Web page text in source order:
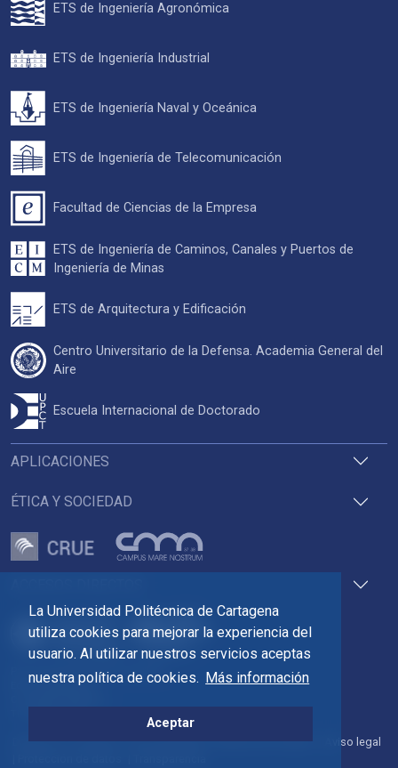
La Universidad Politécnica de Cartagena
utiliza cookies para mejorar la experiencia del
usuario. Al utilizar nuestros servicios aceptas
nuestra política de cookies. Más información
Aceptar
Pza. del Cronista Isidoro Valverde
Edif. La Milagrosa
Directorio Contacto Accesibilidad Política de Cookies
Aviso legal
APLICACIONES
ÉTICA Y SOCIEDAD
ETS de Ingeniería Agronómica
ETS de Ingeniería Industrial
ETS de Ingeniería Naval y Oceánica
ETS de Ingeniería de Telecomunicación
Facultad de Ciencias de la Empresa
ETS de Ingeniería de Caminos, Canales y Puertos de
Ingeniería de Minas
ETS de Arquitectura y Edificación
Centro Universitario de la Defensa. Academia General del
Aire
Escuela Internacional de Doctorado